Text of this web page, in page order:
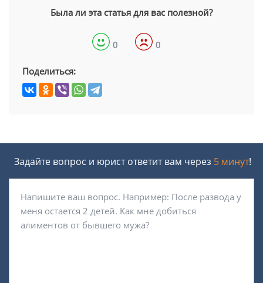
Была ли эта статья для вас полезной?
0 0
Поделиться:
Задайте вопрос и юрист ответит вам через 5 минут!